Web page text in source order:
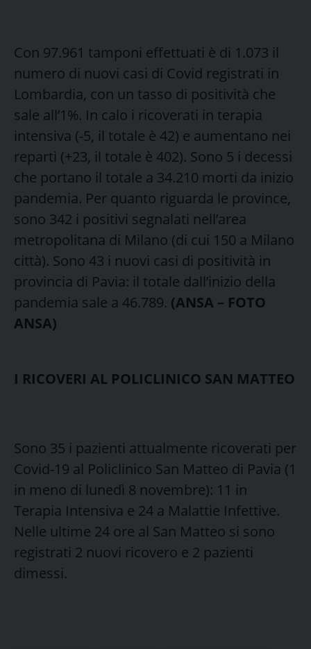
Con 97.961 tamponi effettuati è di 1.073 il
numero di nuovi casi di Covid registrati in
Lombardia, con un tasso di positività che
sale all’1%. In calo i ricoverati in terapia
intensiva (-5, il totale è 42) e aumentano nei
reparti (+23, il totale è 402). Sono 5 i decessi
che portano il totale a 34.210 morti da inizio
pandemia. Per quanto riguarda le province,
sono 342 i positivi segnalati nell’area
metropolitana di Milano (di cui 150 a Milano
città). Sono 43 i nuovi casi di positività in
provincia di Pavia: il totale dall’inizio della
pandemia sale a 46.789. (ANSA – FOTO
ANSA)
I RICOVERI AL POLICLINICO SAN MATTEO
Sono 35 i pazienti attualmente ricoverati per
Covid-19 al Policlinico San Matteo di Pavia (1
in meno di lunedì 8 novembre): 11 in
Terapia Intensiva e 24 a Malattie Infettive.
Nelle ultime 24 ore al San Matteo si sono
registrati 2 nuovi ricovero e 2 pazienti
dimessi.